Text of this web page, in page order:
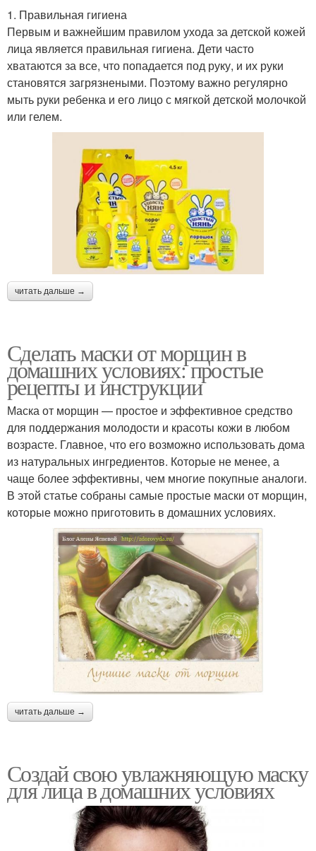
1. Правильная гигиена
Первым и важнейшим правилом ухода за детской кожей
лица является правильная гигиена. Дети часто
хватаются за все, что попадается под руку, и их руки
становятся загрязнеными. Поэтому важно регулярно
мыть руки ребенка и его лицо с мягкой детской молочкой
или гелем.
читать дальше →
Сделать маски от морщин в
домашних условиях: простые
рецепты и инструкции
Маска от морщин — простое и эффективное средство
для поддержания молодости и красоты кожи в любом
возрасте. Главное, что его возможно использовать дома
из натуральных ингредиентов. Которые не менее, а
чаще более эффективны, чем многие покупные аналоги.
В этой статье собраны самые простые маски от морщин,
которые можно приготовить в домашних условиях.
читать дальше →
Создай свою увлажняющую маску
для лица в домашних условиях